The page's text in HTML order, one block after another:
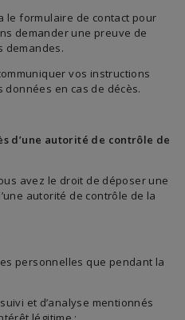
le formulaire de contact pour
demander une preuve de
demandes.
vos instructions
en cas de décès.
d’une autorité de contrôle de
avez le droit de déposer une
autorité de contrôle de la
personnelles que pendant la
et d’analyse mentionnés